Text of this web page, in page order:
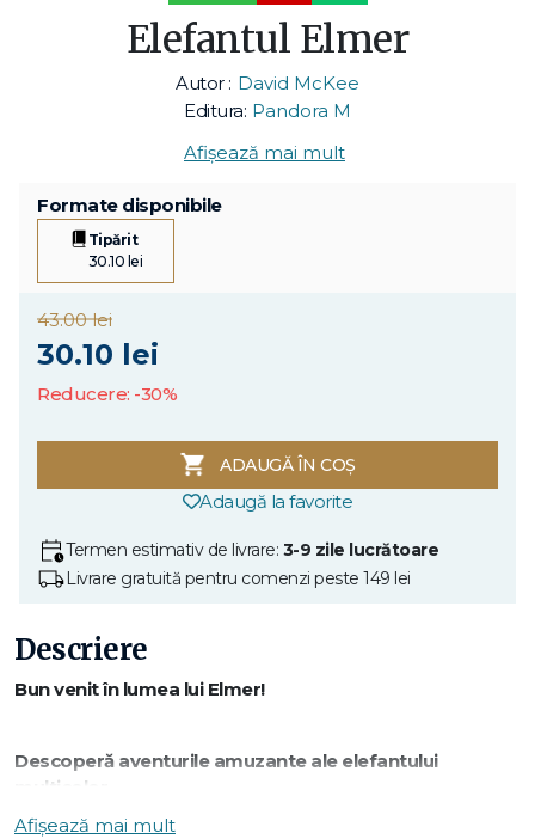
Elefantul Elmer
Autor : David McKee
Editura: Pandora M
Afișează mai mult
Formate disponibile
Tipărit
30.10 lei
43.00 lei
30.10 lei
Reducere: -30%
ADAUGĂ ÎN COȘ
Adaugă la favorite
Termen estimativ de livrare: 3-9 zile lucrătoare
Livrare gratuită pentru comenzi peste 149 lei
Descriere
Bun venit în lumea lui Elmer!
Descoperă aventurile amuzante ale elefantului
multicolor.
Afișează mai mult